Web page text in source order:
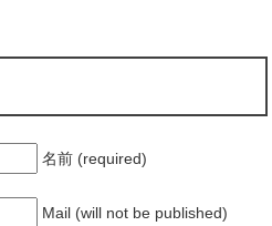
名前 (required)
Mail (will not be published)